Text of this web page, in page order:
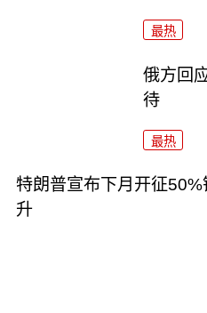
最热
俄方回
待
最热
特朗普宣布下月开征
升